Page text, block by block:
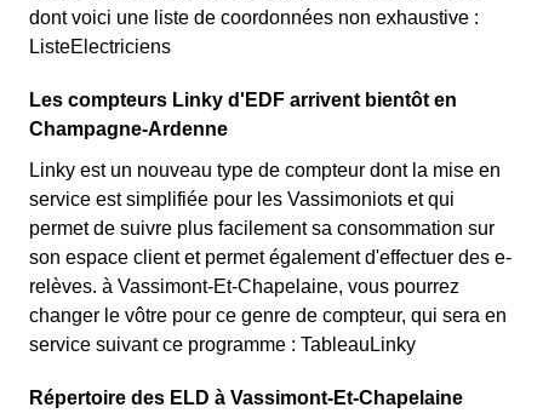
dont voici une liste de coordonnées non exhaustive :
ListeElectriciens
Les compteurs Linky d'EDF arrivent bientôt en
Champagne-Ardenne
Linky est un nouveau type de compteur dont la mise en
service est simplifiée pour les Vassimoniots et qui
permet de suivre plus facilement sa consommation sur
son espace client et permet également d'effectuer des e-
relèves. à Vassimont-Et-Chapelaine, vous pourrez
changer le vôtre pour ce genre de compteur, qui sera en
service suivant ce programme : TableauLinky
Répertoire des ELD à Vassimont-Et-Chapelaine